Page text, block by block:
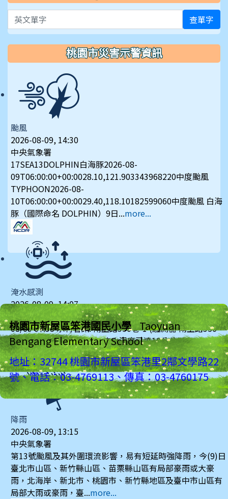
英文單字 查單字
桃園市災害示警資訊
颱風
2026-08-09, 14:30
中央氣象署
17SEA13DOLPHIN白海豚2026-08-
09T06:00:00+00:0028.10,121.903343968220中度颱風
TYPHOON2026-08-
10T06:00:00+00:0029.40,118.10182599060中度颱風 白海
豚（國際命名 DOLPHIN）9日...more...
淹水感測
2026-08-09, 14:07
水利署
08/09 07:35 水利署訊: 南上路350巷-1 (感測器 南上路350
巷-1測站)已達黃燈警戒，淹水深度已達10公分以上。​​​more...
降雨
2026-08-09, 13:15
中央氣象署
第13號颱風及其外圍環流影響，易有短延時強降雨，今(9)日
臺北市山區、新竹縣山區、苗栗縣山區有局部豪雨或大豪
雨，北海岸、新北市、桃園市、新竹縣地區及臺中市山區有
局部大雨或豪雨，臺...more...
桃園市新屋區笨港國民小學 Taoyuan
Bengang Elementary School
地址：32744 桃園市新屋區笨港里2鄰文學路22
號、電話：03-4769113、傳真：03-4760175